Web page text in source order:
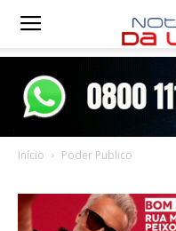
Notícias
Início Poder Publico